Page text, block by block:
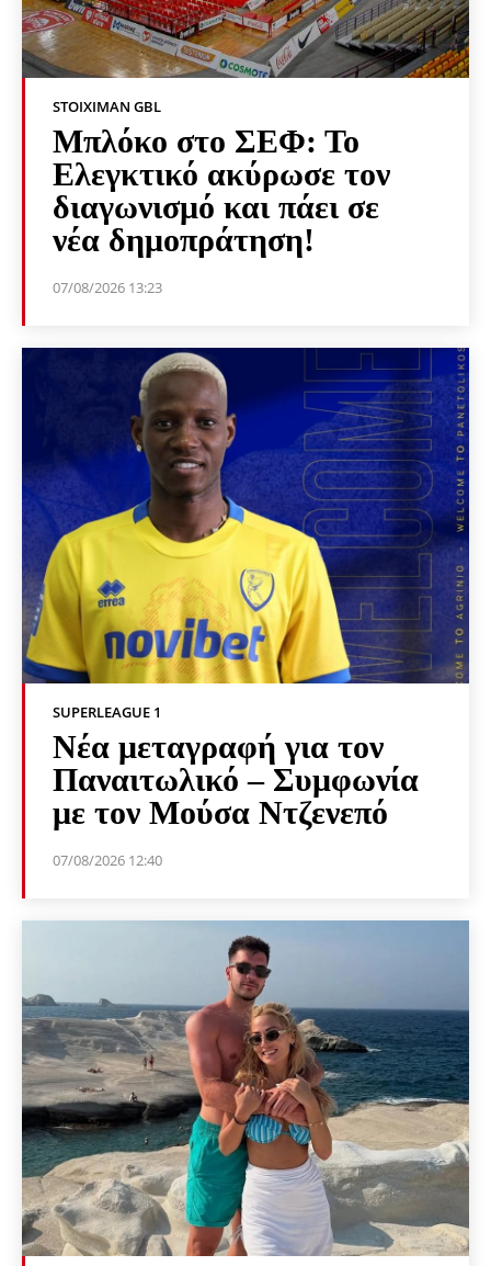
STOIXIMAN GBL
Μπλόκο στο ΣΕΦ: Το
Ελεγκτικό ακύρωσε τον
διαγωνισμό και πάει σε
νέα δημοπράτηση!
07/08/2026 13:23
SUPERLEAGUE 1
Νέα μεταγραφή για τον
Παναιτωλικό – Συμφωνία
με τον Μούσα Ντζενεπό
07/08/2026 12:40